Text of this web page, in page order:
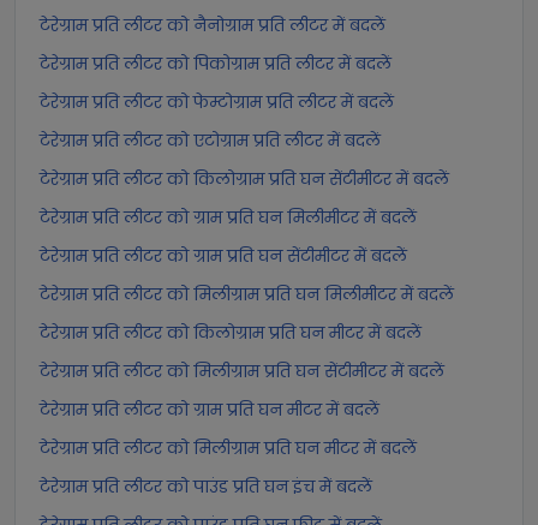
टेरेग्राम प्रति लीटर को नैनोग्राम प्रति लीटर में बदलें
टेरेग्राम प्रति लीटर को पिकोग्राम प्रति लीटर में बदलें
टेरेग्राम प्रति लीटर को फेम्टोग्राम प्रति लीटर में बदलें
टेरेग्राम प्रति लीटर को एटोग्राम प्रति लीटर में बदलें
टेरेग्राम प्रति लीटर को किलोग्राम प्रति घन सेंटीमीटर में बदलें
टेरेग्राम प्रति लीटर को ग्राम प्रति घन मिलीमीटर में बदलें
टेरेग्राम प्रति लीटर को ग्राम प्रति घन सेंटीमीटर में बदलें
टेरेग्राम प्रति लीटर को मिलीग्राम प्रति घन मिलीमीटर में बदलें
टेरेग्राम प्रति लीटर को किलोग्राम प्रति घन मीटर में बदलें
टेरेग्राम प्रति लीटर को मिलीग्राम प्रति घन सेंटीमीटर में बदलें
टेरेग्राम प्रति लीटर को ग्राम प्रति घन मीटर में बदलें
टेरेग्राम प्रति लीटर को मिलीग्राम प्रति घन मीटर में बदलें
टेरेग्राम प्रति लीटर को पाउंड प्रति घन इंच में बदलें